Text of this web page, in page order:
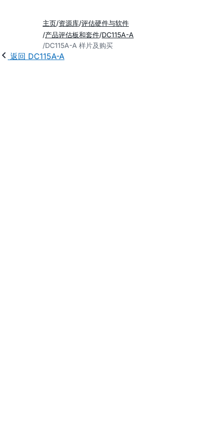
主页 资源库 评估硬件与软件
产品评估板和套件 DC115A-A
DC115A-A 样片及购买
返回 DC115A-A